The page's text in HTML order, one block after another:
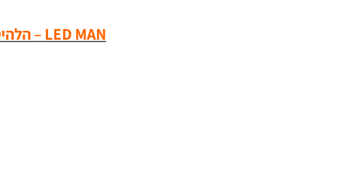
LED MAN – הלהיט הצבעוני לאירועים – בלעדי!!!